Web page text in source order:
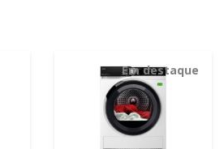
Em destaque